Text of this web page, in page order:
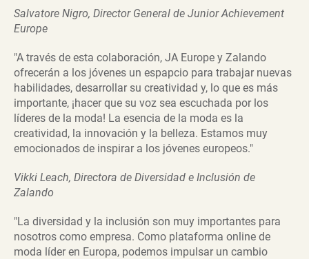
Salvatore Nigro, Director General de Junior Achievement
Europe
"A través de esta colaboración, JA Europe y Zalando
ofrecerán a los jóvenes un espapcio para trabajar nuevas
habilidades, desarrollar su creatividad y, lo que es más
importante, ¡hacer que su voz sea escuchada por los
líderes de la moda! La esencia de la moda es la
creatividad, la innovación y la belleza. Estamos muy
emocionados de inspirar a los jóvenes europeos."
Vikki Leach, Directora de Diversidad e Inclusión de
Zalando
"La diversidad y la inclusión son muy importantes para
nosotros como empresa. Como plataforma online de
moda líder en Europa, podemos impulsar un cambio